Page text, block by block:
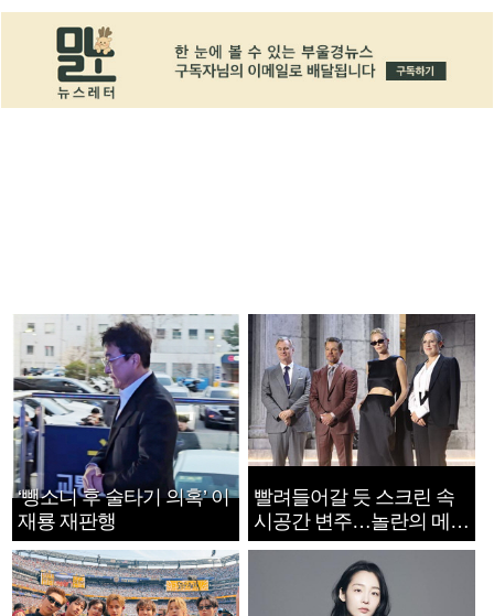
‘뺑소니 후 술타기 의혹’ 이
재룡 재판행
빨려들어갈 듯 스크린 속
시공간 변주…놀란의 메시
지는 ‘전쟁 속죄’